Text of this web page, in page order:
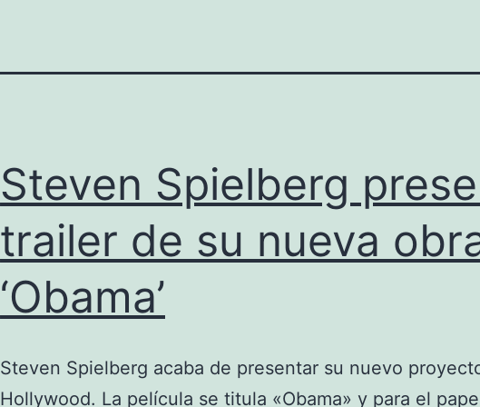
Steven Spielberg
trailer de su nueva
‘Obama’
Steven Spielberg acaba de presentar su nuevo
Hollywood. La película se titula «Obama» y para el